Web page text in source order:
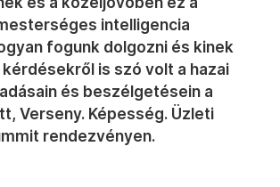
intelligencia
fogunk dolgozni és kinek
is szó volt a hazai
és beszélgetésein a
Verseny. Képesség. Üzleti
rendezvényen.